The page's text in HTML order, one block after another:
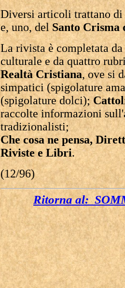
Diversi articoli trattano di
e, uno, delSanto Crisma
La rivista è completata
culturale e da quattro
Realtà Cristiana, ove si
simpatici (spigolature
(spigolature dolci);
raccolte informazioni
tradizionalisti;
Che cosa ne pensa,
Riviste e Libri.
(12/96)
Ritorna al: